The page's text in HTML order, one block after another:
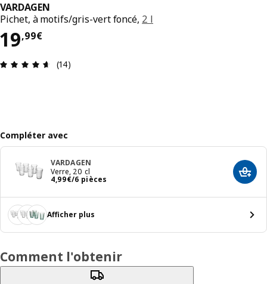
VARDAGEN
Pichet, à motifs/gris-vert foncé, 2 l
19,99€
Prix 19,99€
Avis: 4.6 sur 5 étoiles Nombre total d'avis: 14
(14)
Compléter avec
VARDAGEN
Verre, 20 cl
4,99€/6 pièces
Prix 4,99€/6 pièces
Afficher plus
Comment l'obtenir